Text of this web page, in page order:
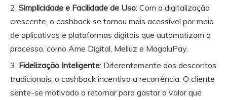
Simplicidade e Facilidade de Uso: Com a digitalização
crescente, o cashback se tornou mais acessível por meio
de aplicativos e plataformas digitais que automatizam o
processo, como Ame Digital, Meliuz e MagaluPay.
Fidelização Inteligente: Diferentemente dos descontos
tradicionais, o cashback incentiva a recorrência. O cliente
sente-se motivado a retornar para gastar o valor que